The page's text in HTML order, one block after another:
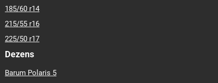
185/60 r14
215/55 r16
225/50 r17
Dezens
Barum Polaris 5